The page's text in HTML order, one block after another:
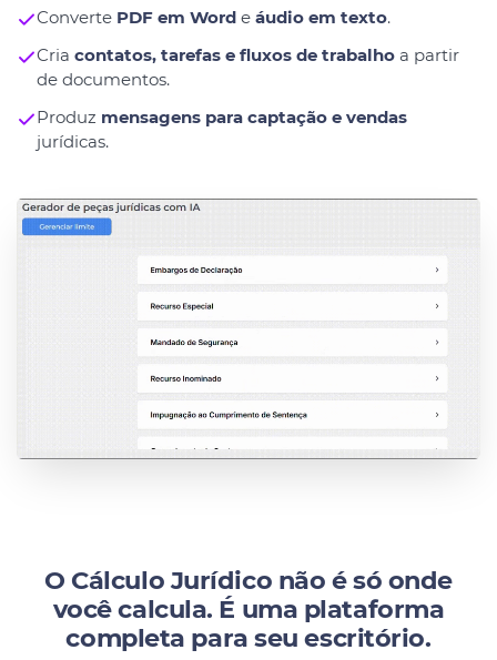
Converte PDF em Worde áudio em texto.
Cria contatos, tarefas e fluxos de trabalhoa partir
de documentos.
Produz mensagens para captação e vendas
jurídicas.
O Cálculo Jurídico não é só onde
você calcula. É uma plataforma
completa para seu escritório.